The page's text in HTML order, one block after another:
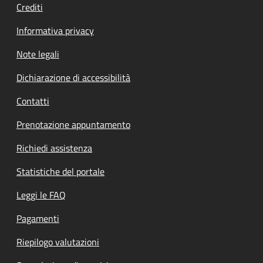
Crediti
Informativa privacy
Note legali
Dichiarazione di accessibilità
Contatti
Prenotazione appuntamento
Richiedi assistenza
Statistiche del portale
Leggi le FAQ
Pagamenti
Riepilogo valutazioni